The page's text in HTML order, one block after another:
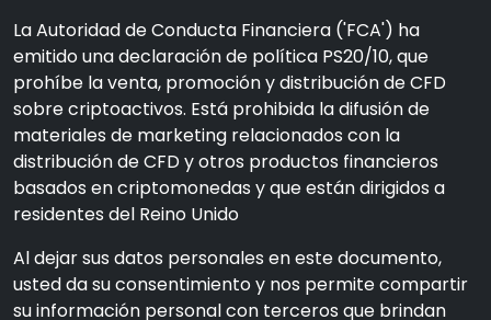
La Autoridad de Conducta Financiera ('FCA') ha
emitido una declaración de política PS20/10, que
prohíbe la venta, promoción y distribución de CFD
sobre criptoactivos. Está prohibida la difusión de
materiales de marketing relacionados con la
distribución de CFD y otros productos financieros
basados en criptomonedas y que están dirigidos a
residentes del Reino Unido
Al dejar sus datos personales en este documento,
usted da su consentimiento y nos permite compartir
su información personal con terceros que brindan